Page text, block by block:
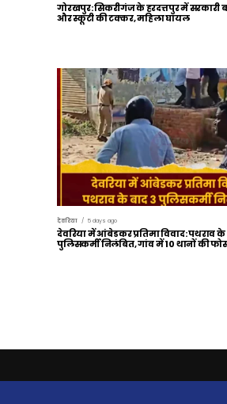
गोरखपुर: सिकरीगंज के हरदत्तपुर में सरकारी
और स्कूटी की टक्कर, महिला घायल
देवरिया 5 days ago
देवरिया में आंबेडकर प्रतिमा विवाद: पथराव के
पुलिसकर्मी निलंबित, गांव में 10 थानों की